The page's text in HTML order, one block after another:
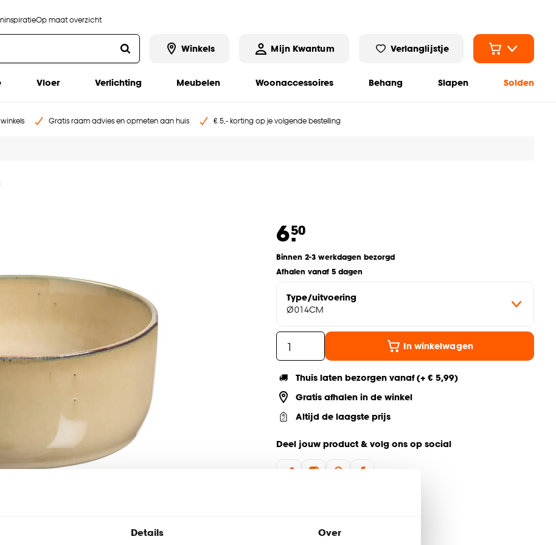
Details Over
Op maat overzicht
Winkels Mijn Kwantum Verlanglijstje
Vloer Verlichting Meubelen Woonaccessoires Behang Slapen Solden
Gratis raam advies en opmeten aan huis € 5,- korting op je volgende bestelling
6.50
Binnen 2-3 werkdagen bezorgd
Afhalen vanaf 5 dagen
Type/uitvoering
Ø014CM
In winkelwagen
Thuis laten bezorgen vanaf (+ € 5,99)
Gratis afhalen in de winkel
Altijd de laagste prijs
Deel jouw product & volg ons op social